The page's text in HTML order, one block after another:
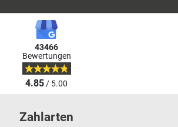
43466
Bewertungen
4.85/ 5.00
Zahlarten